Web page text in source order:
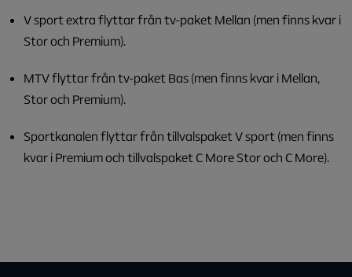
V sport extra flyttar från tv-paket Mellan (men finns kvar i
Stor och Premium).
MTV flyttar från tv-paket Bas (men finns kvar i Mellan,
Stor och Premium).
Sportkanalen flyttar från tillvalspaket V sport (men finns
kvar i Premium och tillvalspaket C More Stor och C More).